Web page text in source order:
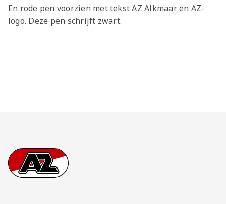
Beschrijving
En rode pen voorzien met tekst AZ Alkmaar en AZ-
logo. Deze pen schrijft zwart.
Footer
Ga naar onze homepage